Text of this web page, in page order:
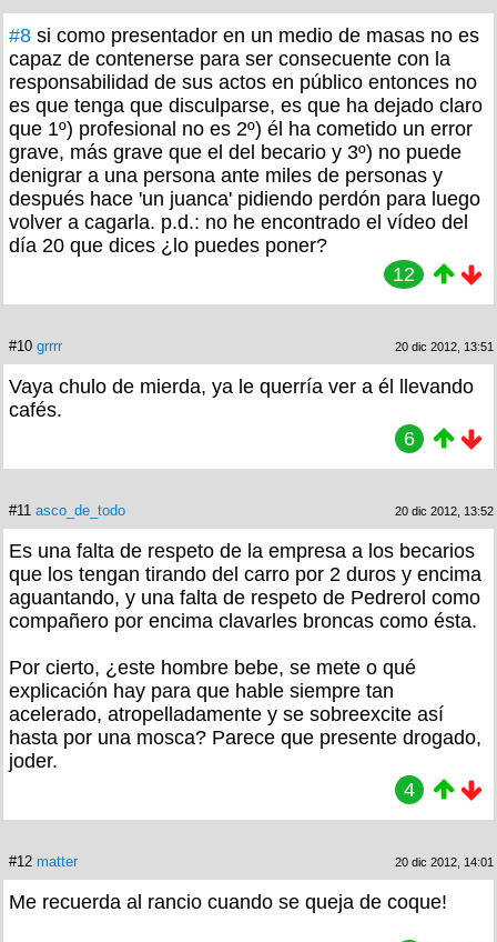
#8 si como presentador en un medio de masas no es
capaz de contenerse para ser consecuente con la
responsabilidad de sus actos en público entonces no
es que tenga que disculparse, es que ha dejado claro
que 1º) profesional no es 2º) él ha cometido un error
grave, más grave que el del becario y 3º) no puede
denigrar a una persona ante miles de personas y
después hace 'un juanca' pidiendo perdón para luego
volver a cagarla. p.d.: no he encontrado el vídeo del
día 20 que dices ¿lo puedes poner?
12
#10 grrrr 20 dic 2012, 13:51
Vaya chulo de mierda, ya le querría ver a él llevando
cafés.
6
#11 asco_de_todo 20 dic 2012, 13:52
Es una falta de respeto de la empresa a los becarios
que los tengan tirando del carro por 2 duros y encima
aguantando, y una falta de respeto de Pedrerol como
compañero por encima clavarles broncas como ésta.
Por cierto, ¿este hombre bebe, se mete o qué
explicación hay para que hable siempre tan
acelerado, atropelladamente y se sobreexcite así
hasta por una mosca? Parece que presente drogado,
joder.
4
#12 matter 20 dic 2012, 14:01
Me recuerda al rancio cuando se queja de coque!